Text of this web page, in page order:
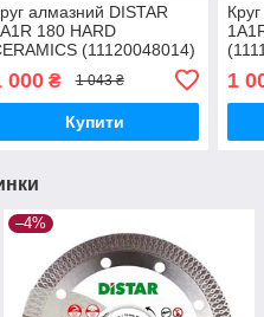
алмазний DISTAR
180 HARD
(11120048014)
000₴ 1 043 ₴
Купити
1
–4%